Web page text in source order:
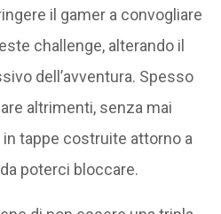
il gamer a convogliare
challenge, alterando il
dell’avventura. Spesso
altrimenti, senza mai
tappe costruite attorno a
poterci bloccare.